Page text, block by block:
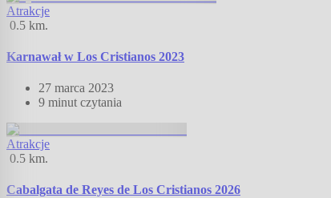
Atrakcje
0.5 km.
Karnawał w Los Cristianos 2023
27 marca 2023
9 minut czytania
Atrakcje
0.5 km.
Cabalgata de Reyes de Los Cristianos 2026